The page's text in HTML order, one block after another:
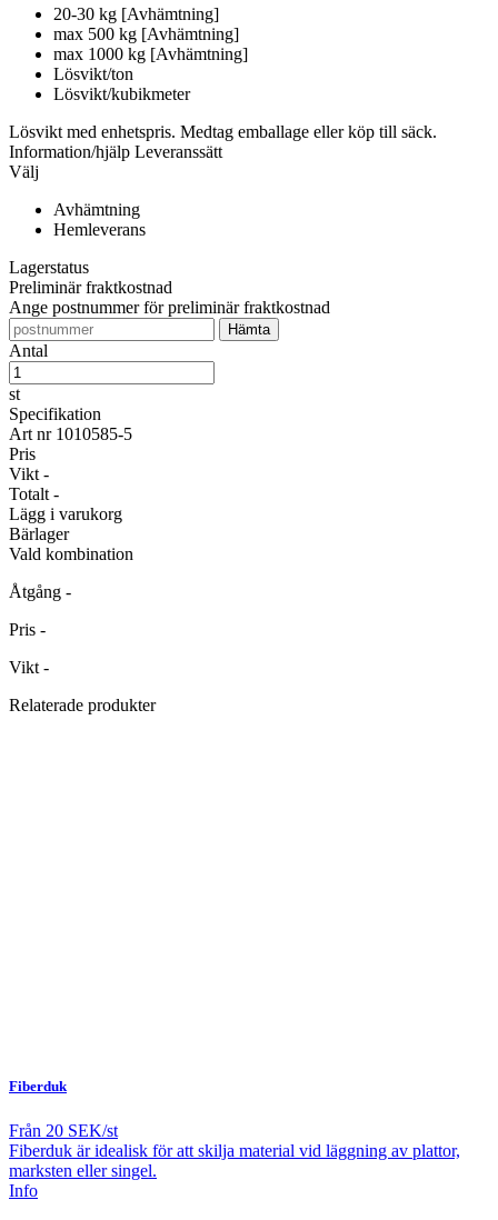
20-30 kg [Avhämtning]
max 500 kg [Avhämtning]
max 1000 kg [Avhämtning]
Lösvikt/ton
Lösvikt/kubikmeter
Lösvikt med enhetspris. Medtag emballage eller köp till säck.
Information/hjälp Leveranssätt
Välj
Avhämtning
Hemleverans
Lagerstatus
Preliminär fraktkostnad
Ange postnummer för preliminär fraktkostnad
Antal
st
Specifikation
Art nr 1010585-5
Pris
Vikt -
Totalt -
Lägg i varukorg
Bärlager
Vald kombination
Åtgång -
Pris -
Vikt -
Relaterade produkter
Fiberduk
Från 20 SEK/st
Fiberduk är idealisk för att skilja material vid läggning av plattor,
marksten eller singel.
Info